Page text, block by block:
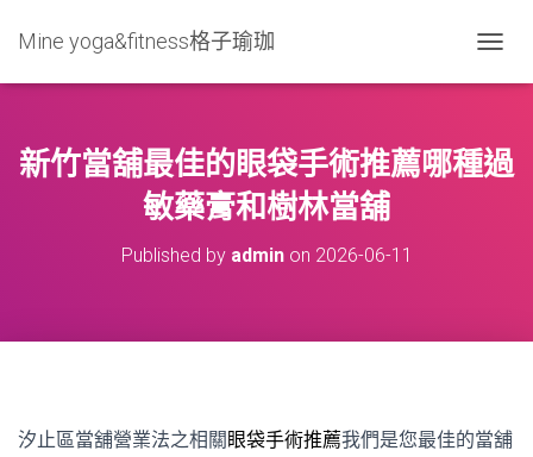
Mine yoga&fitness格子瑜珈
O
L
E
新竹當舖最佳的眼袋手術推薦哪種過
敏藥膏和樹林當舖
Published by adminon 2026-06-11
汐止區當舖營業法之相關 眼袋手術推薦我們是您最佳的當舖